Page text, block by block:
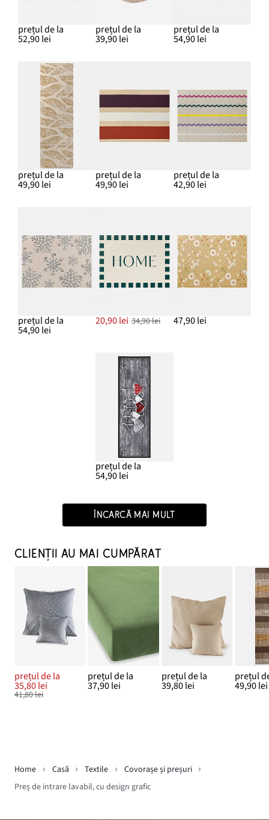
prețul de la
52,90 lei
prețul de la
39,90 lei
prețul de la
54,90 lei
prețul de la
49,90 lei
prețul de la
49,90 lei
prețul de la
42,90 lei
prețul de la
54,90 lei
20,90 lei 34,90 lei 47,90 lei
prețul de la
54,90 lei
ÎNCARCĂ MAI MULT
CLIENȚII AU MAI CUMPĂRAT
prețul de la
35,80 lei
41,80 lei
prețul de la
37,90 lei
prețul de la
39,80 lei
prețul
49,90 lei
Home Casă Textile
Covorașe și preșuri
Preș de intrare lavabil, cu design grafic